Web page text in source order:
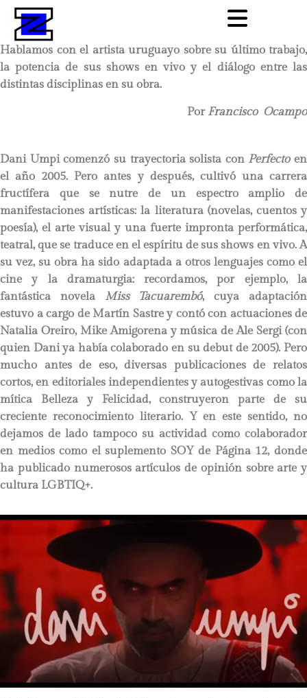
Hablamos con el artista uruguayo sobre su último trabajo,
la potencia de sus shows en vivo y el diálogo entre las
distintas disciplinas en su obra.
Por Francisco Ocampo
Dani Umpi comenzó su trayectoria solista con Perfectoen
el año 2005. Pero antes y después, cultivó una carrera
fructífera que se nutre de un espectro amplio de
manifestaciones artísticas: la literatura (novelas, cuentos y
poesía), el arte visual y una fuerte impronta performática,
teatral, que se traduce en el espíritu de sus shows en vivo. A
su vez, su obra ha sido adaptada a otros lenguajes como el
cine y la dramaturgia: recordamos, por ejemplo, la
fantástica novela Miss Tacuarembó, cuya adaptación
estuvo a cargo de Martín Sastre y contó con actuaciones de
Natalia Oreiro, Mike Amigorena y música de Ale Sergi (con
quien Dani ya había colaborado en su debut de 2005). Pero
mucho antes de eso, diversas publicaciones de relatos
cortos, en editoriales independientes y autogestivas como la
mítica Belleza y Felicidad, construyeron parte de su
creciente reconocimiento literario. Y en este sentido, no
dejamos de lado tampoco su actividad como colaborador
en medios como el suplemento SOY de Página 12, donde
ha publicado numerosos artículos de opinión sobre arte y
cultura LGBTIQ+.